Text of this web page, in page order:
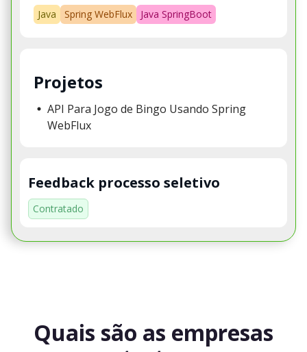
Java Spring WebFlux Java SpringBoot
Projetos
API Para Jogo de Bingo Usando Spring
WebFlux
Feedback processo seletivo
Contratado
Quais são as empresas